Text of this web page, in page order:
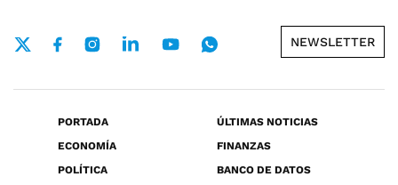
NEWSLETTER
PORTADA
ÚLTIMAS NOTICIAS
ECONOMÍA
FINANZAS
POLÍTICA
BANCO DE DATOS